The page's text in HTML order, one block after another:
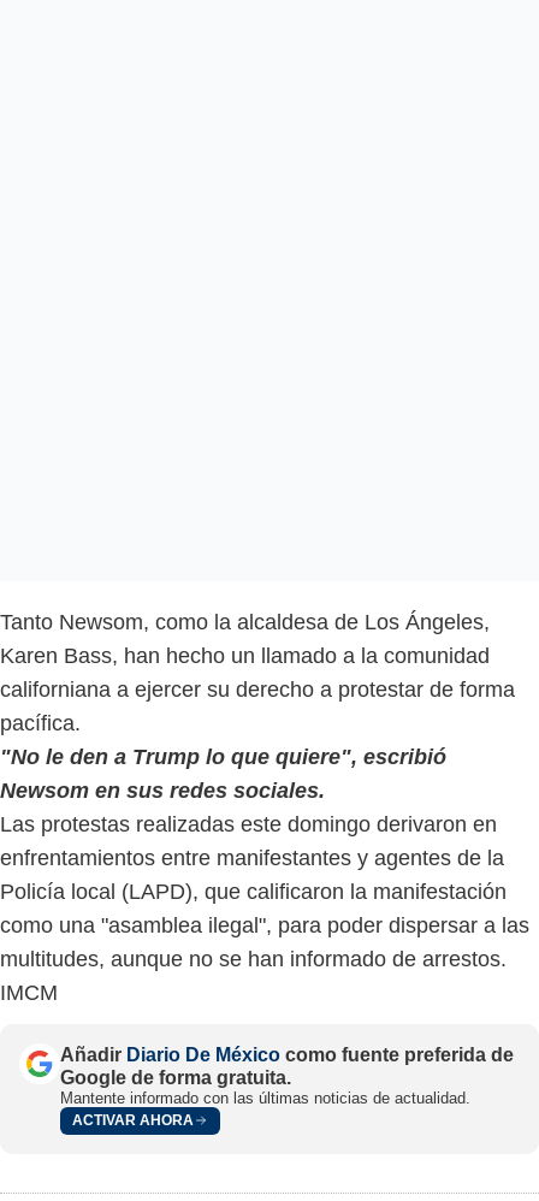
Tanto Newsom, como la alcaldesa de Los Ángeles,
Karen Bass, han hecho un llamado a la comunidad
californiana a ejercer su derecho a protestar de forma
pacífica.
"No le den a Trump lo que quiere", escribió
Newsom en sus redes sociales.
Las protestas realizadas este domingo derivaron en
enfrentamientos entre manifestantes y agentes de la
Policía local (LAPD), que calificaron la manifestación
como una "asamblea ilegal", para poder dispersar a las
multitudes, aunque no se han informado de arrestos.
IMCM
Añadir Diario De México como fuente preferida de
Google de forma gratuita.
Mantente informado con las últimas noticias de actualidad.
ACTIVAR AHORA